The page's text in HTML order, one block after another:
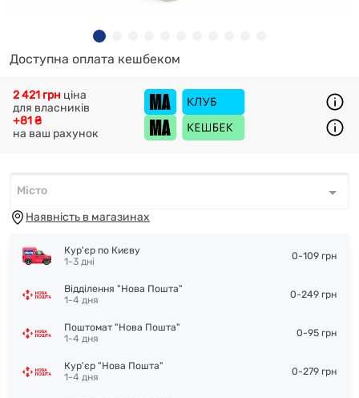
Доступна оплата кешбеком
+81 ₴
на ваш рахунок
2 421 грн ціна
для власників
Місто*
Місто
Наявність в магазинах
Кур'єр по Києву
1-3 дні
0-109 грн
Відділення "Нова Пошта"
1-4 дня
0-249 грн
Поштомат "Нова Пошта"
1-4 дня
0-95 грн
Кур'єр "Нова Пошта"
1-4 дня
0-279 грн